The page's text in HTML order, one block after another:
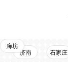
济南
惠州
石家庄
扬州
廊坊